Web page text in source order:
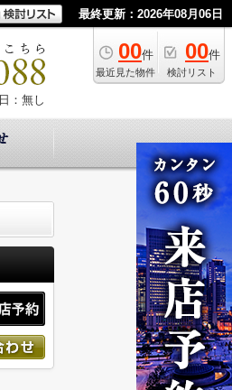
最終更新：2026年08月06日
00件
最近見た物件
00件
検討リスト
：無し